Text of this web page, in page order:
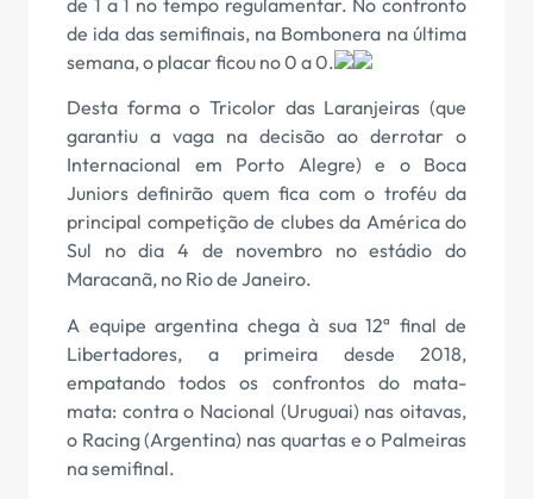
de ida das semifinais, na Bombonera na última
semana, o placar ficou no 0 a 0.
Desta forma o Tricolor das Laranjeiras (que
garantiu a vaga na decisão ao derrotar o
Internacional em Porto Alegre) e o Boca
Juniors definirão quem fica com o troféu da
principal competição de clubes da América do
Sul no dia 4 de novembro no estádio do
Maracanã, no Rio de Janeiro.
A equipe argentina chega à sua 12ª final de
Libertadores, a primeira desde 2018,
empatando todos os confrontos do mata-
mata: contra o Nacional (Uruguai) nas oitavas,
o Racing (Argentina) nas quartas e o Palmeiras
na semifinal.